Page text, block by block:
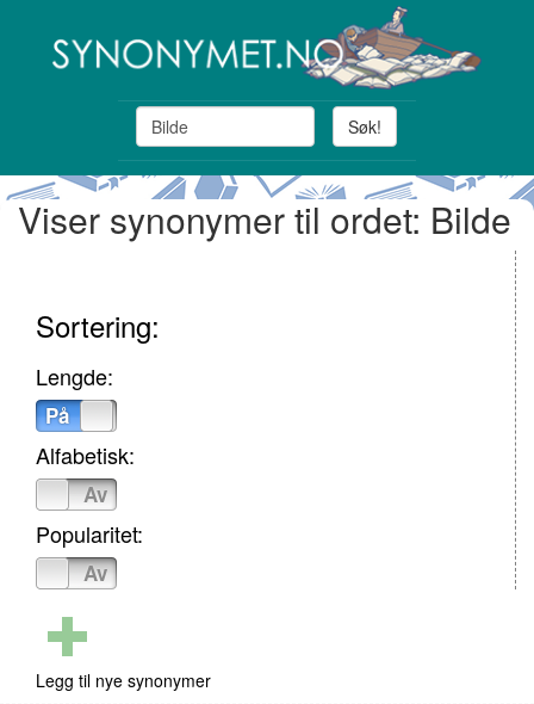
Søk!
Viser synonymer til ordet: Bilde
Sortering:
Lengde:
På
Alfabetisk:
Av
Popularitet:
Av
Legg til nye synonymer